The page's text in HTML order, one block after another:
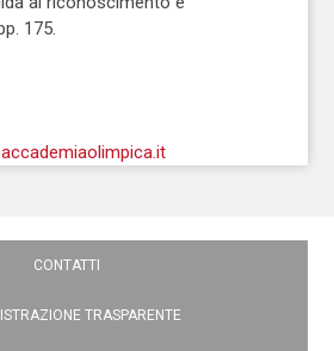
175.
CONTATTI
TRASPARENTE